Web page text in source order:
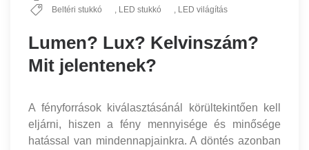
Beltéri stukkó
, LED stukkó , LED világítás
Lumen? Lux? Kelvinszám?
Mit jelentenek?
A fényforrások kiválasztásánál körültekintően kell
eljárni, hiszen a fény mennyisége és minősége
hatással van mindennapjainkra. A döntés azonban